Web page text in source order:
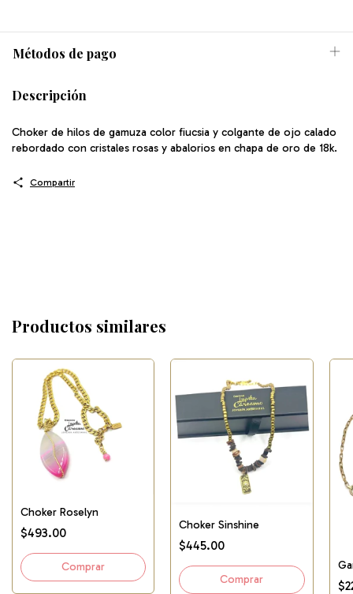
Métodos de pago
Descripción
Choker de hilos de gamuza color fiucsia y colgante de ojo calado
rebordado con cristales rosas y abalorios en chapa de oro de 18k.
Compartir
Productos similares
Choker Roselyn
$493.00
Choker Sinshine
$445.00